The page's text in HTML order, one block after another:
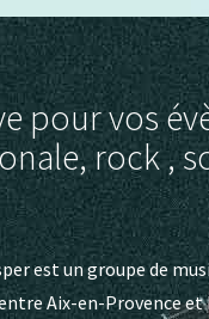
pour vos
rock ,
est un groupe de
Aix-en-Provence et